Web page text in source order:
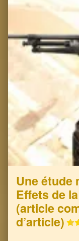
Une étude
Effets de
(article
d’article)